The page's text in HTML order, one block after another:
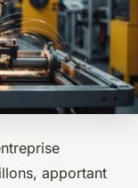
apportant